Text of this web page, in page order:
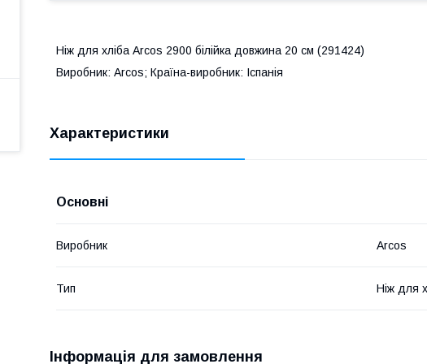
Ніж для хліба Arcos 2900 білійка довжина 20 см (291424)
Виробник: Arcos; Країна-виробник: Іспанія
Характеристики
Основні
Виробник Arcos
Тип Ніж для
Інформація для замовлення